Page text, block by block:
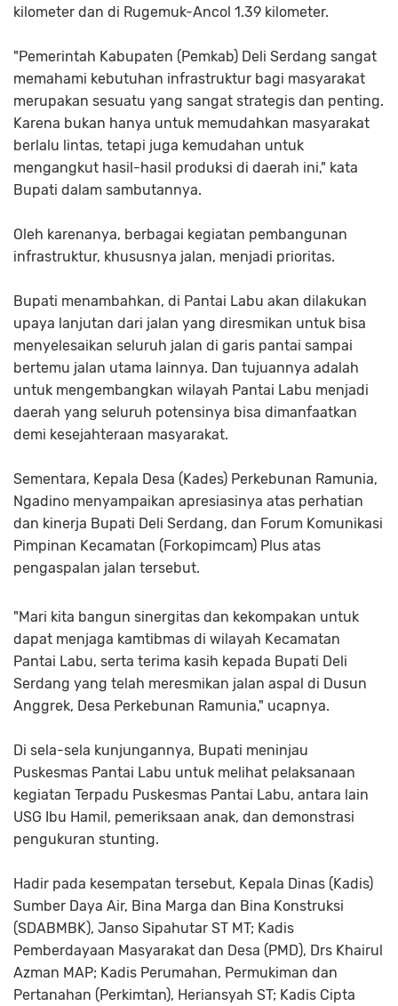
kilometer dan di Rugemuk-Ancol 1.39 kilometer.
"Pemerintah Kabupaten (Pemkab) Deli Serdang sangat
memahami kebutuhan infrastruktur bagi masyarakat
merupakan sesuatu yang sangat strategis dan penting.
Karena bukan hanya untuk memudahkan masyarakat
berlalu lintas, tetapi juga kemudahan untuk
mengangkut hasil-hasil produksi di daerah ini," kata
Bupati dalam sambutannya.
Oleh karenanya, berbagai kegiatan pembangunan
infrastruktur, khususnya jalan, menjadi prioritas.
Bupati menambahkan, di Pantai Labu akan dilakukan
upaya lanjutan dari jalan yang diresmikan untuk bisa
menyelesaikan seluruh jalan di garis pantai sampai
bertemu jalan utama lainnya. Dan tujuannya adalah
untuk mengembangkan wilayah Pantai Labu menjadi
daerah yang seluruh potensinya bisa dimanfaatkan
demi kesejahteraan masyarakat.
Sementara, Kepala Desa (Kades) Perkebunan Ramunia,
Ngadino menyampaikan apresiasinya atas perhatian
dan kinerja Bupati Deli Serdang, dan Forum Komunikasi
Pimpinan Kecamatan (Forkopimcam) Plus atas
pengaspalan jalan tersebut.
"Mari kita bangun sinergitas dan kekompakan untuk
dapat menjaga kamtibmas di wilayah Kecamatan
Pantai Labu, serta terima kasih kepada Bupati Deli
Serdang yang telah meresmikan jalan aspal di Dusun
Anggrek, Desa Perkebunan Ramunia," ucapnya.
Di sela-sela kunjungannya, Bupati meninjau
Puskesmas Pantai Labu untuk melihat pelaksanaan
kegiatan Terpadu Puskesmas Pantai Labu, antara lain
USG Ibu Hamil, pemeriksaan anak, dan demonstrasi
pengukuran stunting.
Hadir pada kesempatan tersebut, Kepala Dinas (Kadis)
Sumber Daya Air, Bina Marga dan Bina Konstruksi
(SDABMBK), Janso Sipahutar ST MT; Kadis
Pemberdayaan Masyarakat dan Desa (PMD), Drs Khairul
Azman MAP; Kadis Perumahan, Permukiman dan
Pertanahan (Perkimtan), Heriansyah ST; Kadis Cipta